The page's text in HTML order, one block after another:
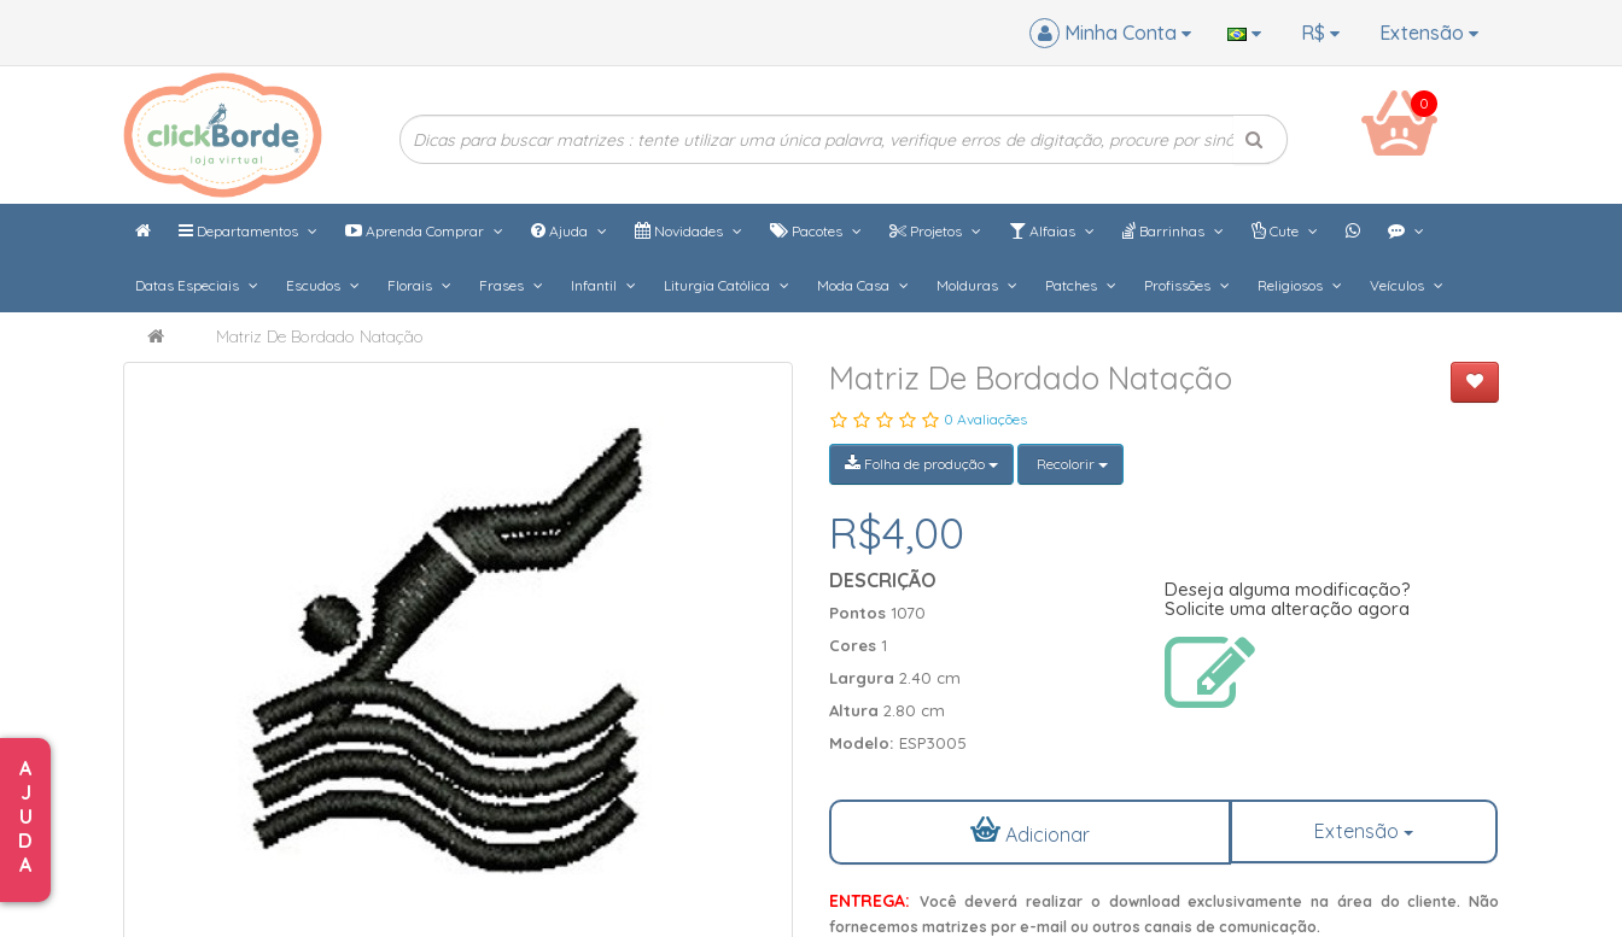
A
J
U
D
A
Extensão
R$
Minha Conta
0
Departamentos Aprenda Comprar Ajuda Novidades Pacotes Projetos Alfaias Barrinhas Cute
Datas Especiais Escudos Florais Frases Infantil Liturgia Católica Moda Casa Molduras Patches Profissões Religiosos Veículos
Matriz De Bordado Natação
Matriz De Bordado Natação
0 Avaliações
Folha de produção Recolorir
R$4,00
DESCRIÇÃO
Pontos 1070
Cores 1
Largura 2.40 cm
Altura 2.80 cm
Modelo: ESP3005
Deseja alguma modificação?
Solicite uma alteração agora
Adicionar Extensão
ENTREGA: Você deverá realizar o download exclusivamente na área do cliente. Não
fornecemos matrizes por e-mail ou outros canais de comunicação.